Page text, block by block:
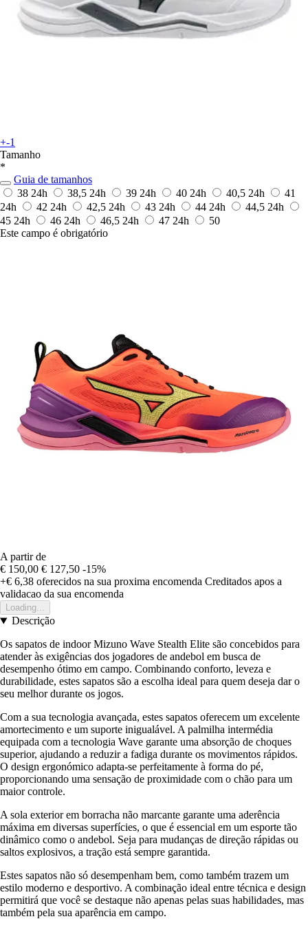
+-1
Tamanho
*
Guia de tamanhos
38 24h 38,5 24h 39 24h 40 24h 40,5 24h
41
24h
42 24h 42,5 24h 43 24h 44 24h 44,5 24h
45 24h 46 24h 46,5 24h 47 24h
50
Este campo é obrigatório
A partir de
€ 150,00 € 127,50 -15%
+€ 6,38 oferecidos na sua proxima encomenda Creditados apos a
validacao da sua encomenda
Loading...
Descrição
Os sapatos de indoor Mizuno Wave Stealth Elite são concebidos para
atender às exigências dos jogadores de andebol em busca de
desempenho ótimo em campo. Combinando conforto, leveza e
durabilidade, estes sapatos são a escolha ideal para quem deseja dar o
seu melhor durante os jogos.
Com a sua tecnologia avançada, estes sapatos oferecem um excelente
amortecimento e um suporte inigualável. A palmilha intermédia
equipada com a tecnologia Wave garante uma absorção de choques
superior, ajudando a reduzir a fadiga durante os movimentos rápidos.
O design ergonómico adapta-se perfeitamente à forma do pé,
proporcionando uma sensação de proximidade com o chão para um
maior controle.
A sola exterior em borracha não marcante garante uma aderência
máxima em diversas superfícies, o que é essencial em um esporte tão
dinâmico como o andebol. Seja para mudanças de direção rápidas ou
saltos explosivos, a tração está sempre garantida.
Estes sapatos não só desempenham bem, como também trazem um
estilo moderno e desportivo. A combinação ideal entre técnica e design
permitirá que você se destaque não apenas pelas suas habilidades, mas
também pela sua aparência em campo.